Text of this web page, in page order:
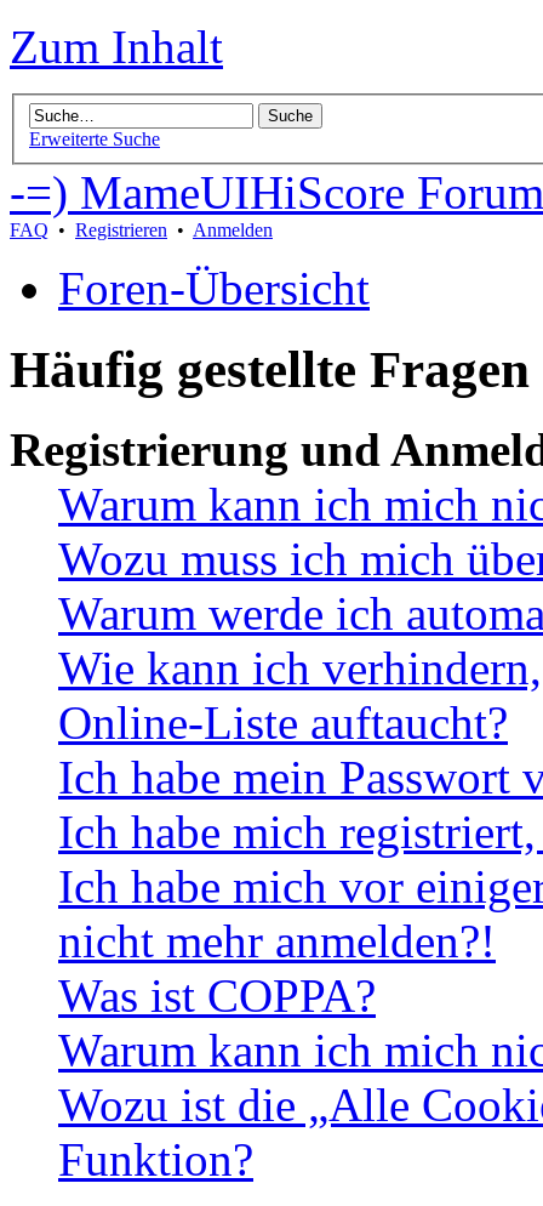
Zum Inhalt
Erweiterte Suche
-=) MameUIHiScore
FAQ • Registrieren • Anmelden
Foren-Übersicht
Häufig gestellte Fragen
Registrierung und
Warum kann ich mich
Wozu muss ich mich
Warum werde ich
Wie kann ich
Online-Liste auftaucht?
Ich habe mein Passwort
Ich habe mich
Ich habe mich vor
nicht mehr anmelden?!
Was ist COPPA?
Warum kann ich mich
Wozu ist die „Alle
Funktion?